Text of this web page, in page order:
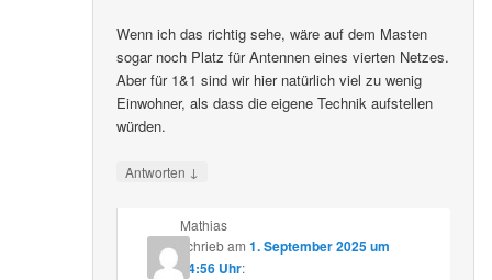
Wenn ich das richtig sehe, wäre auf dem Masten
sogar noch Platz für Antennen eines vierten Netzes.
Aber für 1&1 sind wir hier natürlich viel zu wenig
Einwohner, als dass die eigene Technik aufstellen
würden.
Antworten ↓
Mathias
schriebam 1. September 2025 um
14:56 Uhr: